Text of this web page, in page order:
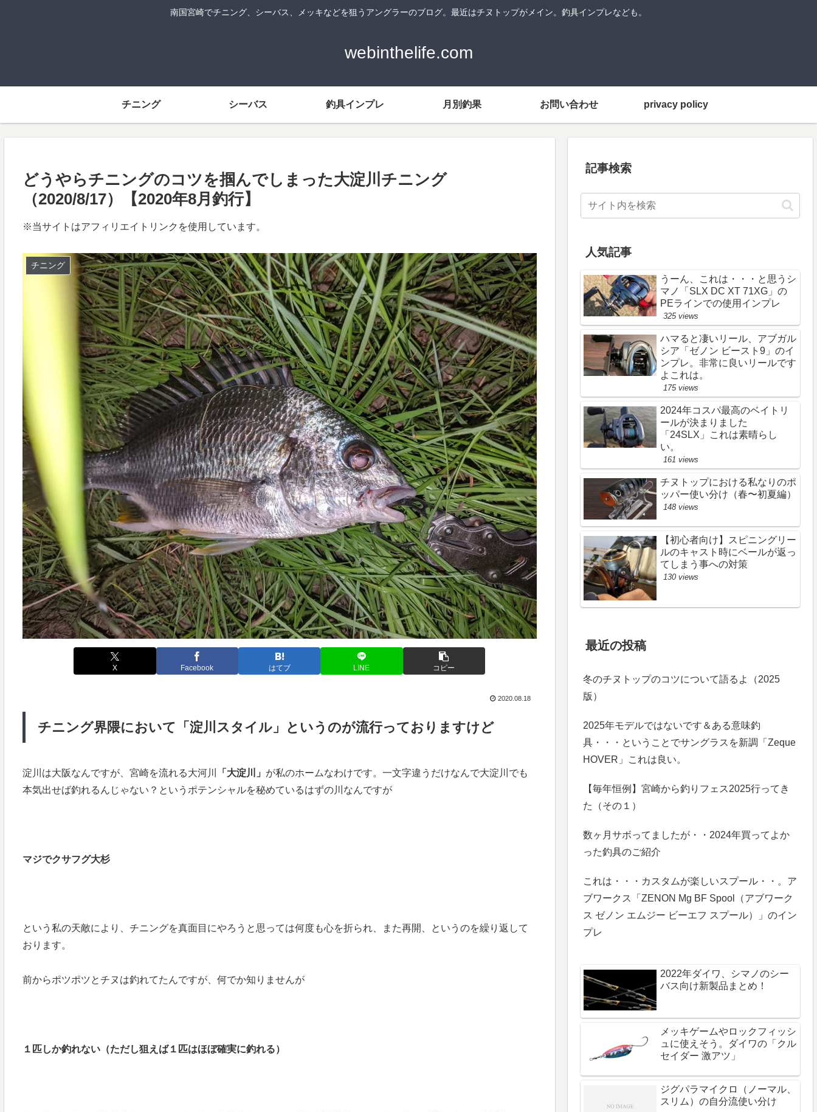
南国宮崎でチニング、シーバス、メッキなどを狙うアングラーのブログ。最近はチヌトップがメイン。釣具インプレなども。
webinthelife.com
チニング シーバス 釣具インプレ 月別釣果 お問い合わせ privacy policy
どうやらチニングのコツを掴んでしまった大淀川チニング
（2020/8/17）【2020年8月釣行】
※当サイトはアフィリエイトリンクを使用しています。
チニング
X Facebook はてブ LINE コピー
2020.08.18
チニング界隈において「淀川スタイル」というのが流行っておりますけど
淀川は大阪なんですが、宮崎を流れる大河川 「大淀川」 が私のホームなわけです。一文字違うだけなんで大淀川でも
本気出せば釣れるんじゃない？というポテンシャルを秘めているはずの川なんですが
マジでクサフグ大杉
という私の天敵により、チニングを真面目にやろうと思っては何度も心を折られ、また再開、というのを繰り返して
おります。
前からポツポツとチヌは釣れてたんですが、何でか知りませんが
１匹しか釣れない（ただし狙えば１匹はほぼ確実に釣れる）
記事検索
人気記事
うーん、これは・・・と思うシ
マノ「SLX DC XT 71XG」の
PEラインでの使用インプレ
325 views
ハマると凄いリール、アブガル
シア「ゼノン ビースト9」のイ
ンプレ。非常に良いリールです
よこれは。
175 views
2024年コスパ最高のベイトリ
ールが決まりました
「24SLX」これは素晴らし
い。
161 views
チヌトップにおける私なりのポ
ッパー使い分け（春〜初夏編）
148 views
【初心者向け】スピニングリー
ルのキャスト時にベールが返っ
てしまう事への対策
130 views
最近の投稿
冬のチヌトップのコツについて語るよ（2025
版）
2025年モデルではないです＆ある意味釣
具・・・ということでサングラスを新調「Zeque
HOVER」これは良い。
【毎年恒例】宮崎から釣りフェス2025行ってき
た（その１）
数ヶ月サボってましたが・・2024年買ってよか
った釣具のご紹介
これは・・・カスタムが楽しいスプール・・。ア
ブワークス「ZENON Mg BF Spool（アブワーク
ス ゼノン エムジー ビーエフ スプール）」のイン
プレ
2022年ダイワ、シマノのシー
バス向け新製品まとめ！
メッキゲームやロックフィッシ
ュに使えそう。ダイワの「クル
セイダー 激アツ」
ジグパラマイクロ（ノーマル、
スリム）の自分流使い分け